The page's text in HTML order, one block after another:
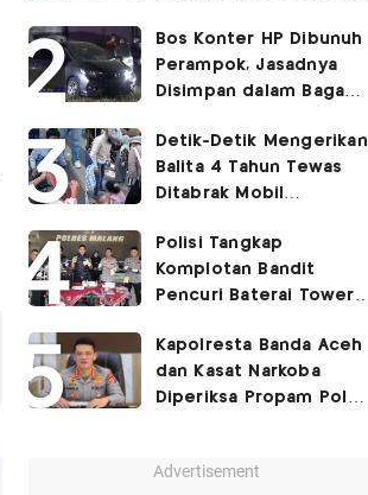
Bos Konter HP Dibunuh
Perampok, Jasadnya
Disimpan dalam Bagasi
Detik-Detik Mengerikan
Balita 4 Tahun Tewas
Ditabrak Mobil
Polisi Tangkap
Komplotan Bandit
Pencuri Baterai Tower,
Juta
Kapolresta Banda Aceh
dan Kasat Narkoba
Diperiksa Propam Polri,
Advertisement